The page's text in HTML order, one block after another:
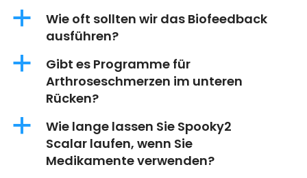
a
Wie oft sollten wir das Biofeedback
ausführen?
a
Gibt es Programme für
Arthroseschmerzen im unteren
Rücken?
a
Wie lange lassen Sie Spooky2
Scalar laufen, wenn Sie
Medikamente verwenden?